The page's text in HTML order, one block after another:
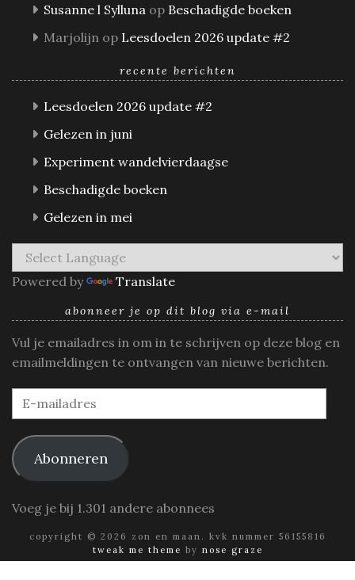
Susanne l Sylluna op Beschadigde boeken
Marjolijn op Leesdoelen 2026 update #2
recente berichten
Leesdoelen 2026 update #2
Gelezen in juni
Experiment wandelvierdaagse
Beschadigde boeken
Gelezen in mei
Powered by Translate
abonneer je op dit blog via e-mail
Vul je emailadres in om in te schrijven op deze blog en
emailmeldingen te ontvangen van nieuwe berichten.
E-
mailadres
Abonneren
Voeg je bij 1.301 andere abonnees
copyright © 2026 zon en maan. kvk nummer 56155816
tweak me theme by nose graze